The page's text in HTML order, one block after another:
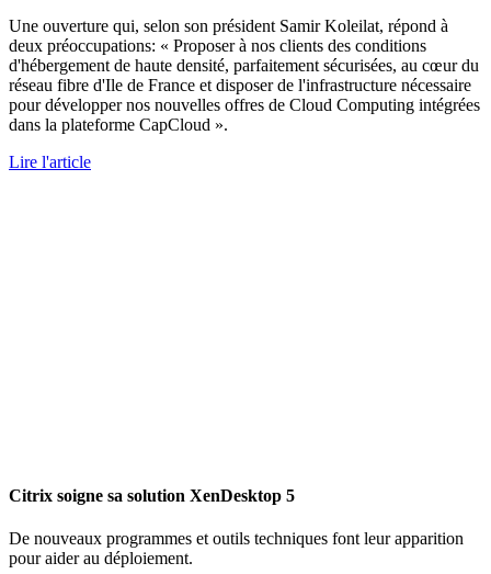
Une ouverture qui, selon son président Samir Koleilat, répond à
deux préoccupations: « Proposer à nos clients des conditions
d'hébergement de haute densité, parfaitement sécurisées, au cœur du
réseau fibre d'Ile de France et disposer de l'infrastructure nécessaire
pour développer nos nouvelles offres de Cloud Computing intégrées
dans la plateforme CapCloud ».
Lire l'article
Citrix soigne sa solution XenDesktop 5
De nouveaux programmes et outils techniques font leur apparition
pour aider au déploiement.